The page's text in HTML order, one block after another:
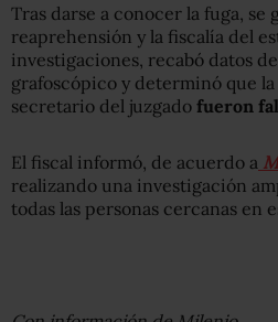
Tras darse a conocer la fuga, se
reaprehensión y la fiscalía del
investigaciones, recabó datos
grafoscópico y determinó que
secretario del juzgado fueron
El fiscal informó, de acuerdo a
realizando una investigación
todas las personas cercanas en